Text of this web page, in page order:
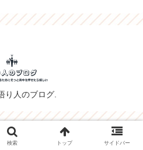
り人のブログ.
検索 トップ サイドバー